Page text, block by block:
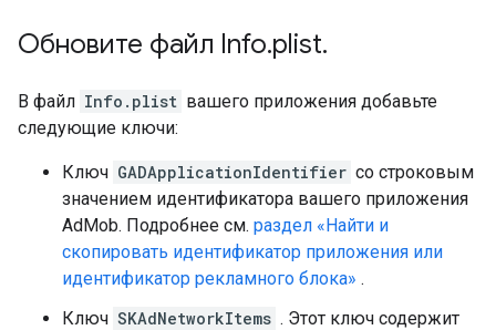
Обновите файл Info.plist.
В файл Info.plist вашего приложения добавьте
следующие ключи:
Ключ GADApplicationIdentifier со строковым
значением идентификатора вашего приложения
AdMob. Подробнее см. раздел «Найти и
скопировать идентификатор приложения или
идентификатор рекламного блока» .
Ключ SKAdNetworkItems . Этот ключ содержит